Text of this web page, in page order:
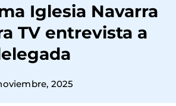
Iglesia Navarra
TV entrevista a
2025